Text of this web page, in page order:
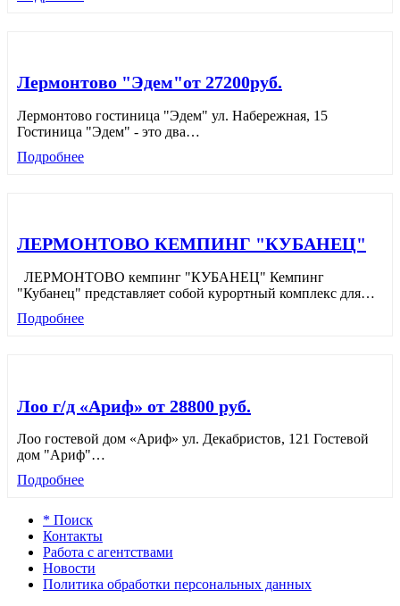
Лермонтово "Эдем"от 27200руб.
Лермонтово гостиница "Эдем" ул. Набережная, 15
Гостиница "Эдем" - это два…
Подробнее
ЛЕРМОНТОВО КЕМПИНГ "КУБАНЕЦ"
ЛЕРМОНТОВО кемпинг "КУБАНЕЦ" Кемпинг
"Кубанец" представляет собой курортный комплекс для…
Подробнее
Лоо г/д «Ариф» от 28800 руб.
Лоо гостевой дом «Ариф» ул. Декабристов, 121 Гостевой
дом "Ариф"…
Подробнее
* Поиск
Контакты
Работа с агентствами
Новости
Политика обработки персональных данных